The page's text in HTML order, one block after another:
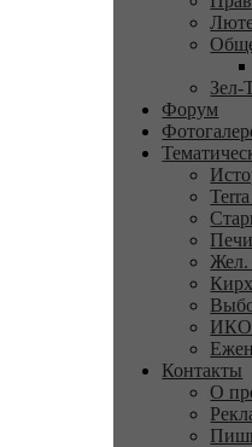
Зел-
Форум
Жел.
ИКО
Контакты
О